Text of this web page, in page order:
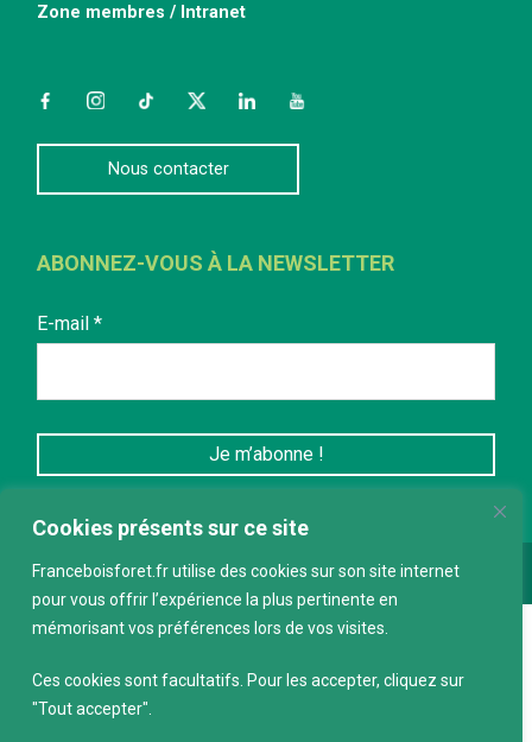
Cookies présents sur ce site
Franceboisforet.fr utilise des cookies sur son site internet
pour vous offrir l’expérience la plus pertinente en
mémorisant vos préférences lors de vos visites.
Ces cookies sont facultatifs. Pour les accepter, cliquez sur
"Tout accepter".
Zone membres / Intranet
FacebookInstagramTikTokTwitterLinkedInYouTube
Nous contacter
ABONNEZ-VOUS À LA NEWSLETTER
E-mail *
Conception :keepdesign.fr